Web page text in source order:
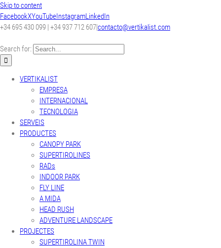
Skip to content
FacebookXYouTubeInstagramLinkedIn
+34 695 430 099 | +34 937 712 607|contacto@vertikalist.com
Search for:
VERTIKALIST
EMPRESA
INTERNACIONAL
TECNOLOGIA
SERVEIS
PRODUCTES
CANOPY PARK
SUPERTIROLINES
RADs
INDOOR PARK
FLY LINE
A MIDA
HEAD RUSH
ADVENTURE LANDSCAPE
PROJECTES
SUPERTIROLINA TWIN